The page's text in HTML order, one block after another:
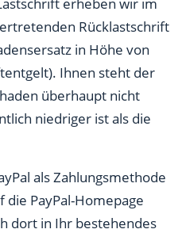
Rücklastschrift
in Höhe von
Ihnen steht der
überhaupt nicht
niedriger ist als die
als Zahlungsmethode
PayPal-Homepage
dort in Ihr bestehendes